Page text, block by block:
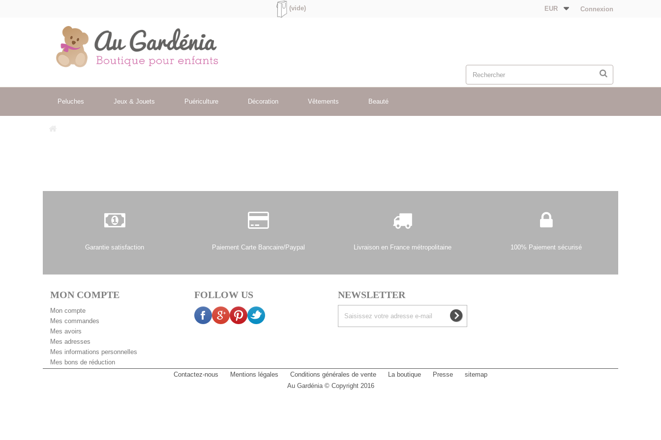
Connexion
EUR
(vide)
Peluches Jeux & Jouets Puériculture Décoration Vêtements Beauté
Garantie satisfaction Paiement Carte Bancaire/Paypal Livraison en France métropolitaine 100% Paiement sécurisé
MON COMPTE
Mon compte
Mes commandes
Mes avoirs
Mes adresses
Mes informations personnelles
Mes bons de réduction
FOLLOW US NEWSLETTER
Contactez-nous Mentions légales Conditions générales de vente La boutique Presse
sitemap
Au Gardénia © Copyright 2016